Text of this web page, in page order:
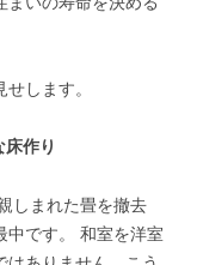
します。
作り
しまれた畳を撤去
中です。 和室を洋室